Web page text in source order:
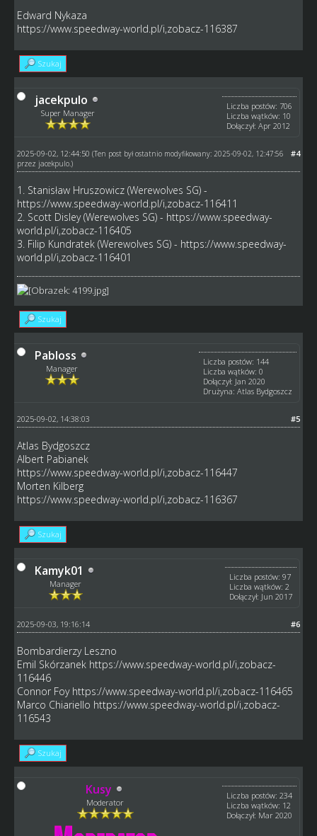
Edward Nykaza
https://www.speedway-world.pl/i,zobacz-116387
Szukaj
jacekpulo
Super Manager
Liczba postów: 706
Liczba wątków: 10
Dołączył: Apr 2012
#4
2025-09-02, 12:44:50 (Ten post był ostatnio modyfikowany: 2025-09-02, 12:47:56
przez jacekpulo.)
1. Stanisław Hruszowicz (Werewolves SG) -
https://www.speedway-world.pl/i,zobacz-116411
2. Scott Disley (Werewolves SG) - https://www.speedway-
world.pl/i,zobacz-116405
3. Filip Kundratek (Werewolves SG) - https://www.speedway-
world.pl/i,zobacz-116401
Szukaj
Pabloss
Manager
Liczba postów: 144
Liczba wątków: 0
Dołączył: Jan 2020
Drużyna: Atlas Bydgoszcz
#5
2025-09-02, 14:38:03
Atlas Bydgoszcz
Albert Pabianek
https://www.speedway-world.pl/i,zobacz-116447
Morten Kilberg
https://www.speedway-world.pl/i,zobacz-116367
Szukaj
Kamyk01
Manager
Liczba postów: 97
Liczba wątków: 2
Dołączył: Jun 2017
#6
2025-09-03, 19:16:14
Bombardierzy Leszno
Emil Skórzanek https://www.speedway-world.pl/i,zobacz-
116446
Connor Foy https://www.speedway-world.pl/i,zobacz-116465
Marco Chiariello https://www.speedway-world.pl/i,zobacz-
116543
Szukaj
Kusy
Moderator
Liczba postów: 234
Liczba wątków: 12
Dołączył: Mar 2020